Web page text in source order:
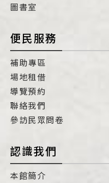
圖書室
便民服務
補助專區
場地租借
導覽預約
聯絡我們
參訪民眾問卷
認識我們
本館簡介